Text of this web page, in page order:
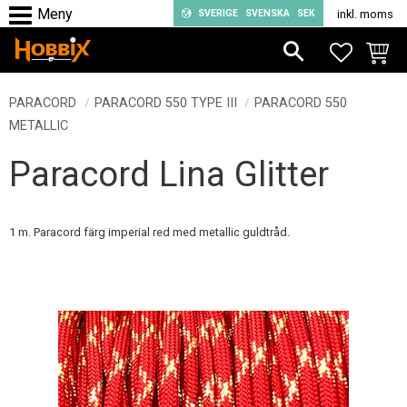
Meny
SVERIGE SVENSKA SEK inkl. moms
PARACORD PARACORD 550 TYPE III
PARACORD 550
METALLIC
Paracord Lina Glitter
1 m. Paracord färg imperial red med metallic guldtråd.